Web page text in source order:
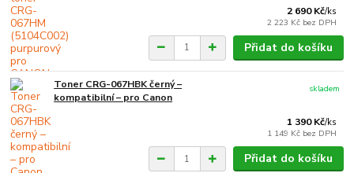
2 690 Kč/ks
2 223 Kč bez DPH
Přidat do košíku
Toner CRG-067HBK černý –
kompatibilní – pro Canon
1 390 Kč/ks
1 149 Kč bez DPH
skladem
Přidat do košíku